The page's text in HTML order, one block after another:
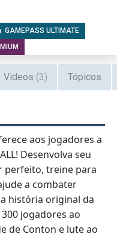
GAMEPASS ULTIMATE
Videos (3) Tópicos
aos jogadores a
Desenvolva seu
perfeito, treine para
a combater
história original da
300 jogadores ao
de Conton e lute ao